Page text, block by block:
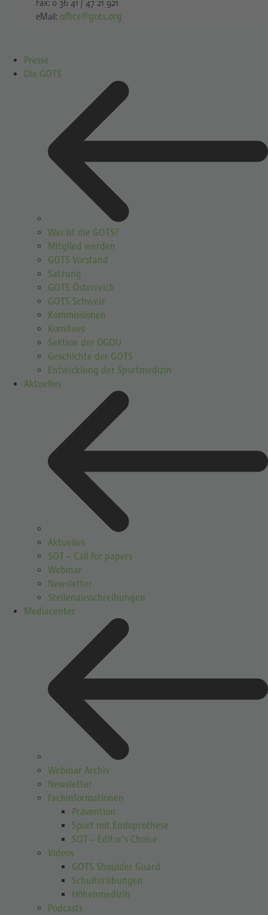
Fax: 0 36 41 / 47 21 921
eMail: office@gots.org
Presse
Die GOTS
Was ist die GOTS?
Mitglied werden
GOTS Vorstand
Satzung
GOTS Österreich
GOTS Schweiz
Kommissionen
Komitees
Sektion der DGOU
Geschichte der GOTS
Entwicklung der Sportmedizin
Aktuelles
Aktuelles
SOT – Call for papers
Webinar
Newsletter
Stellenausschreibungen
Mediacenter
Webinar Archiv
Newsletter
Fachinformationen
Prävention
Sport mit Endoprothese
SOT – Editor’s Choice
Videos
GOTS Shoulder Guard
Schulterübungen
Höhenmedizin
Podcasts